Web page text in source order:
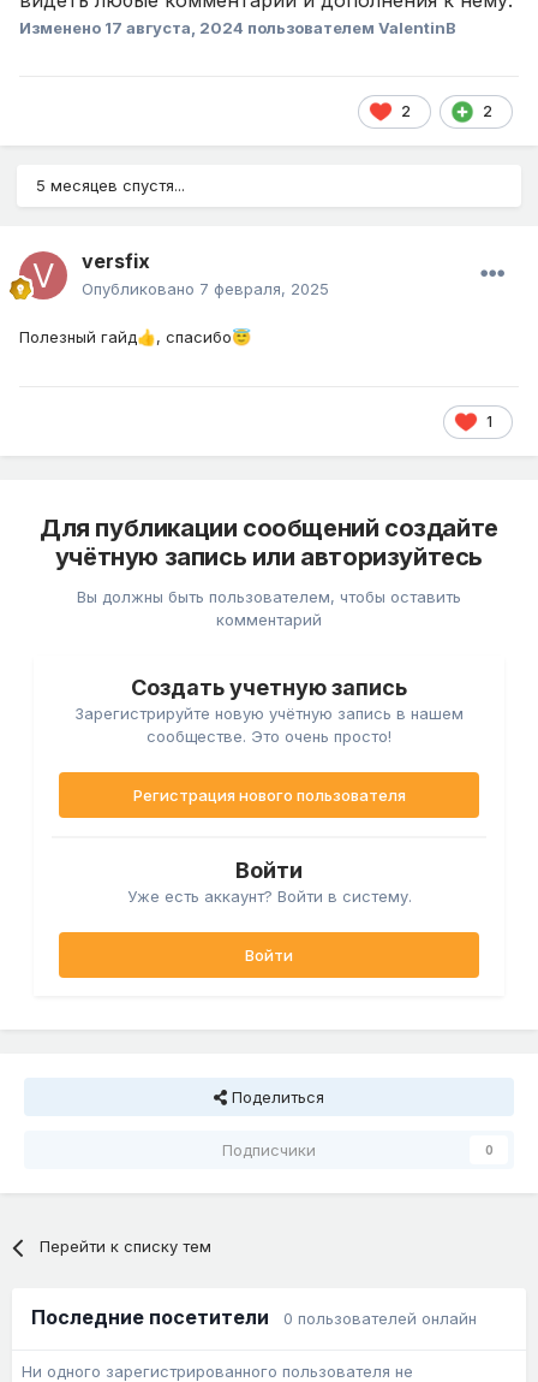
Изменено 17 августа, 2024 пользователем ValentinB
2 2
5 месяцев спустя...
versfix
Опубликовано 7 февраля, 2025
Полезный гайд👍, спасибо😇
1
Для публикации сообщений создайте
учётную запись или авторизуйтесь
Вы должны быть пользователем, чтобы оставить
комментарий
Создать учетную запись
Зарегистрируйте новую учётную запись в нашем
сообществе. Это очень просто!
Регистрация нового пользователя
Войти
Уже есть аккаунт? Войти в систему.
Войти
Поделиться
Подписчики 0
Перейти к списку тем
Последние посетители 0 пользователей онлайн
Ни одного зарегистрированного пользователя не